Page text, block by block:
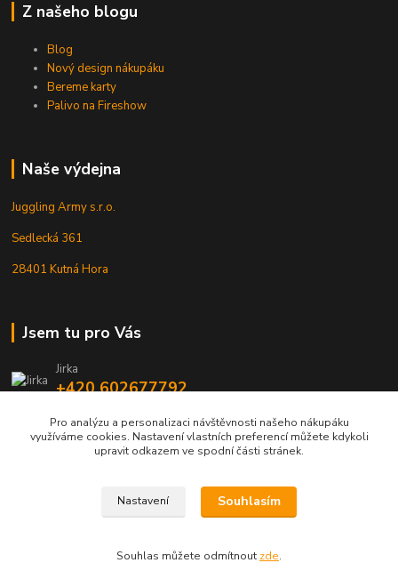
Z našeho blogu
Blog
Nový design nákupáku
Bereme karty
Palivo na Fireshow
Naše výdejna
Juggling Army s.r.o.
Sedlecká 361
28401 Kutná Hora
Jsem tu pro Vás
Jirka
+420 602677792
info@jarmy.cz
Kopyrájt - Jarmy.cz
Pro analýzu a personalizaci návštěvnosti našeho nákupáku
využíváme cookies. Nastavení vlastních preferencí můžete kdykoli
upravit odkazem ve spodní části stránek.
Nastavení Souhlasím
Souhlas můžete odmítnout zde.